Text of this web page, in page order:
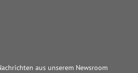
aus unserem Newsroom